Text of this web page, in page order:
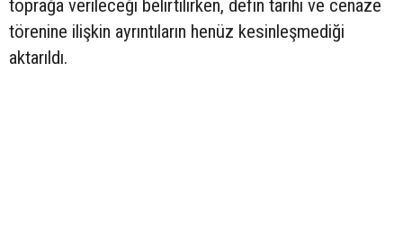
toprağa verileceği belirtilirken, defin tarihi ve cenaze
törenine ilişkin ayrıntıların henüz kesinleşmediği
aktarıldı.